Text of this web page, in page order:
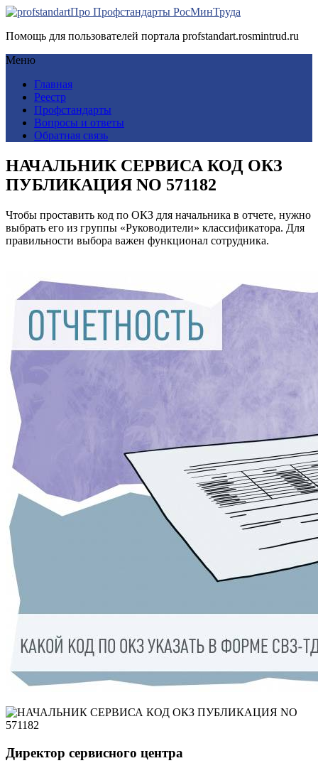
Про Профстандарты РосМинТруда
Помощь для пользователей портала profstandart.rosmintrud.ru
Меню
Главная
Реестр
Профстандарты
Вопросы и ответы
Обратная связь
НАЧАЛЬНИК СЕРВИСА КОД ОКЗ
ПУБЛИКАЦИЯ NO 571182
Чтобы проставить код по ОКЗ для начальника в отчете, нужно
выбрать его из группы «Руководители» классификатора. Для
правильности выбора важен функционал сотрудника.
Директор сервисного центра